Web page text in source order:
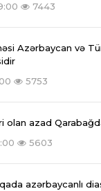
7443
Azərbaycan və
5753
olan azad
5603
azərbaycanlı